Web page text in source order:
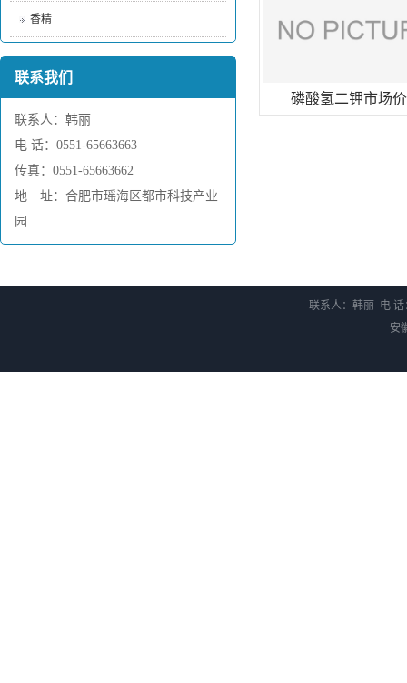
香精
联系我们
联系人：韩丽
电 话：0551-65663663
传真：0551-65663662
地 址：合肥市瑶海区都市科技产业
园
磷酸氢二钾市场
联系人：韩丽 电 话
安